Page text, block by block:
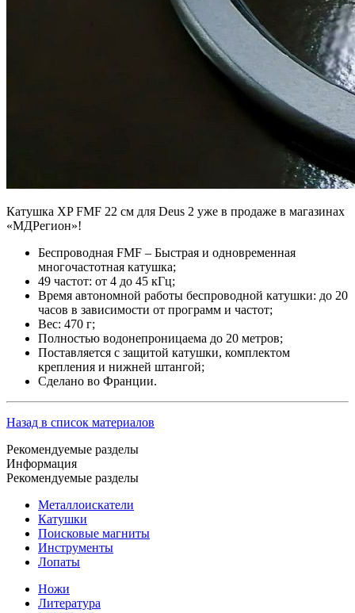
Катушка XP FMF 22 см для Deus 2 уже в продаже в магазинах
«МДРегион»!
Беспроводная FMF – Быстрая и одновременная
многочастотная катушка;
49 частот: от 4 до 45 кГц;
Время автономной работы беспроводной катушки: до 20
часов в зависимости от программ и частот;
Вес: 470 г;
Полностью водонепроницаема до 20 метров;
Поставляется с защитой катушки, комплектом
крепления и нижней штангой;
Cделано во Франции.
Назад в список материалов
Рекомендуемые разделы
Информация
Рекомендуемые разделы
Металлоискатели
Катушки
Поисковые магниты
Инструменты
Лопаты
Ножи
Литература